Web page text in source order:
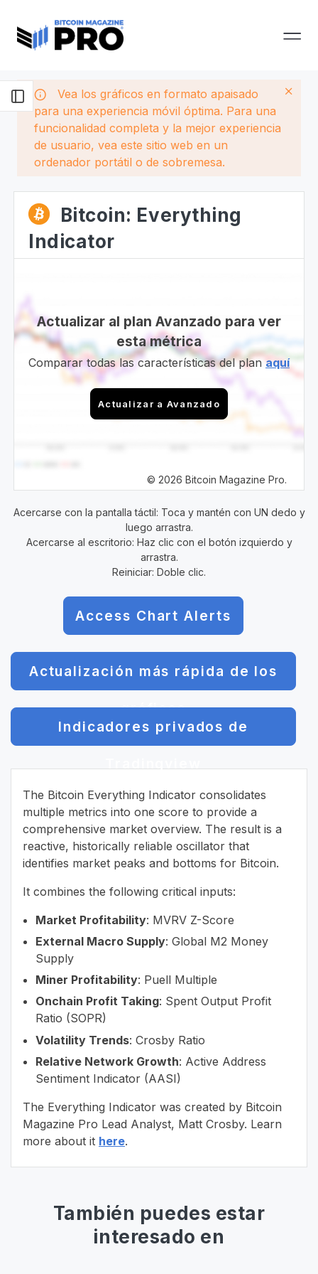
Vea los gráficos en formato apaisado
para una experiencia móvil óptima. Para una
funcionalidad completa y la mejor experiencia
de usuario, vea este sitio web en un
ordenador portátil o de sobremesa.
Bitcoin: Everything
Indicator
Actualizar al plan Avanzado para ver
esta métrica
Comparar todas las características del planaquí
Actualizar a Avanzado
© 2026 Bitcoin Magazine Pro.
Acercarse con la pantalla táctil: Toca y mantén con UN dedo y
luego arrastra.
Acercarse al escritorio: Haz clic con el botón izquierdo y
arrastra.
Reiniciar: Doble clic.
Access Chart Alerts
Actualización más rápida de los
gráficos
Indicadores privados de
The Bitcoin Everything Indicator consolidates
multiple metrics into one score to provide a
comprehensive market overview. The result is a
reactive, historically reliable oscillator that
identifies market peaks and bottoms for Bitcoin.
It combines the following critical inputs:
Market Profitability: MVRV Z-Score
External Macro Supply: Global M2 Money
Supply
Miner Profitability: Puell Multiple
Onchain Profit Taking: Spent Output Profit
Ratio (SOPR)
Volatility Trends: Crosby Ratio
Relative Network Growth: Active Address
Sentiment Indicator (AASI)
The Everything Indicator was created by Bitcoin
Magazine Pro Lead Analyst, Matt Crosby. Learn
more about it here.
También puedes estar
interesado en